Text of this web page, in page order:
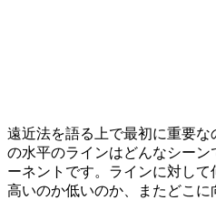
遠近法を語る上で最初に重要な
の水平のラインはどんなシー
ーネントです。ラインに対して
高いのか低いのか、またどこに